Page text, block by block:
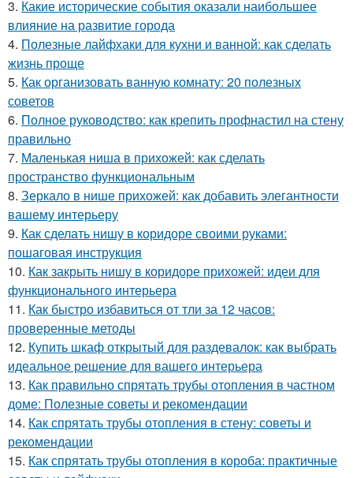
3. Какие исторические события оказали наибольшее
влияние на развитие города
4. Полезные лайфхаки для кухни и ванной: как сделать
жизнь проще
5. Как организовать ванную комнату: 20 полезных
советов
6. Полное руководство: как крепить профнастил на стену
правильно
7. Маленькая ниша в прихожей: как сделать
пространство функциональным
8. Зеркало в нише прихожей: как добавить элегантности
вашему интерьеру
9. Как сделать нишу в коридоре своими руками:
пошаговая инструкция
10. Как закрыть нишу в коридоре прихожей: идеи для
функционального интерьера
11. Как быстро избавиться от тли за 12 часов:
проверенные методы
12. Купить шкаф открытый для раздевалок: как выбрать
идеальное решение для вашего интерьера
13. Как правильно спрятать трубы отопления в частном
доме: Полезные советы и рекомендации
14. Как спрятать трубы отопления в стену: советы и
рекомендации
15. Как спрятать трубы отопления в короба: практичные